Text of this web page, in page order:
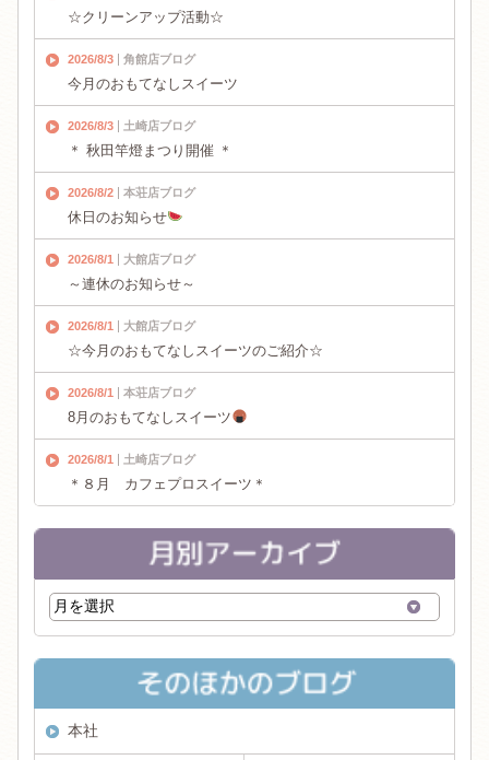
☆クリーンアップ活動☆
2026/8/3 角館店ブログ
今月のおもてなしスイーツ
2026/8/3 土崎店ブログ
＊ 秋田竿燈まつり開催 ＊
2026/8/2 本荘店ブログ
休日のお知らせ
2026/8/1 大館店ブログ
～連休のお知らせ～
2026/8/1 大館店ブログ
☆今月のおもてなしスイーツのご紹介☆
2026/8/1 本荘店ブログ
8月のおもてなしスイーツ
2026/8/1 土崎店ブログ
＊８月 カフェプロスイーツ＊
本社